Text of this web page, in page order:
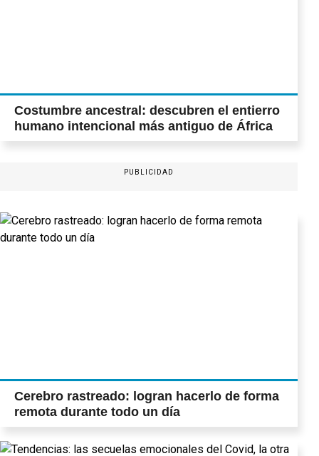
Costumbre ancestral: descubren el entierro
humano intencional más antiguo de África
PUBLICIDAD
Cerebro rastreado: logran hacerlo de forma
remota durante todo un día